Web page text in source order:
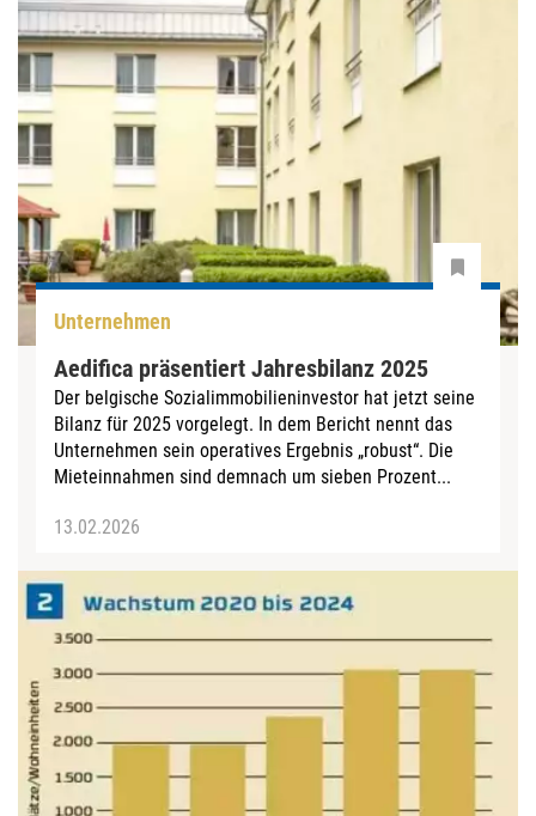
Unternehmen
Aedifica präsentiert Jahresbilanz 2025
Der belgische Sozialimmobilieninvestor hat jetzt seine
Bilanz für 2025 vorgelegt. In dem Bericht nennt das
Unternehmen sein operatives Ergebnis „robust“. Die
Mieteinnahmen sind demnach um sieben Prozent...
13.02.2026